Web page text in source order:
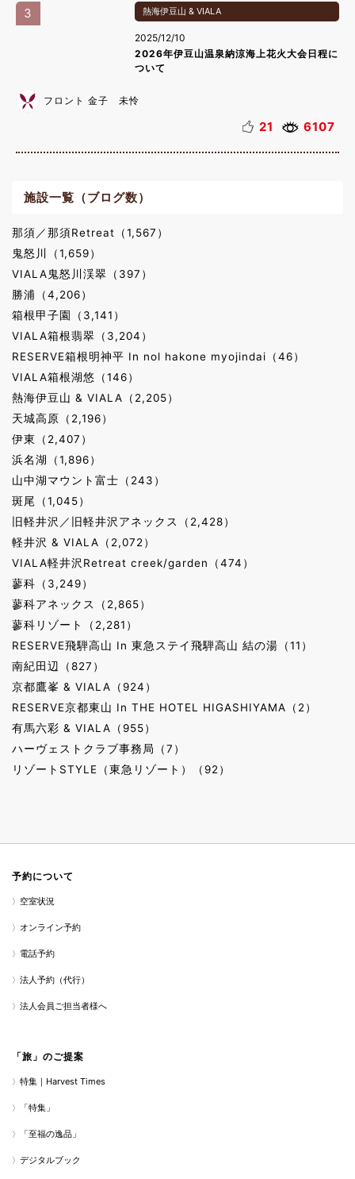
3 熱海伊豆山 & VIALA
2025/12/10
2026年伊豆山温泉納涼海上花火大会日程に
ついて
フロント 金子 未怜
21 6107
施設一覧（ブログ数）
那須／那須Retreat（1,567）
鬼怒川（1,659）
VIALA鬼怒川渓翠（397）
勝浦（4,206）
箱根甲子園（3,141）
VIALA箱根翡翠（3,204）
RESERVE箱根明神平 In nol hakone myojindai（46）
VIALA箱根湖悠（146）
熱海伊豆山 & VIALA（2,205）
天城高原（2,196）
伊東（2,407）
浜名湖（1,896）
山中湖マウント富士（243）
斑尾（1,045）
旧軽井沢／旧軽井沢アネックス（2,428）
軽井沢 & VIALA（2,072）
VIALA軽井沢Retreat creek/garden（474）
蓼科（3,249）
蓼科アネックス（2,865）
蓼科リゾート（2,281）
RESERVE飛騨高山 In 東急ステイ飛騨高山 結の湯（11）
南紀田辺（827）
京都鷹峯 & VIALA（924）
RESERVE京都東山 In THE HOTEL HIGASHIYAMA（2）
有馬六彩 & VIALA（955）
ハーヴェストクラブ事務局（7）
リゾートSTYLE（東急リゾート）（92）
予約について
空室状況
オンライン予約
電話予約
法人予約（代行）
法人会員ご担当者様へ
「旅」のご提案
特集｜Harvest Times
「特集」
「至福の逸品」
デジタルブック